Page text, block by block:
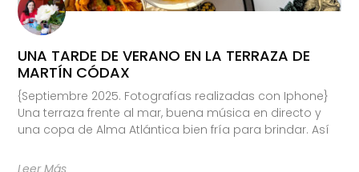
UNA TARDE DE VERANO EN LA TERRAZA DE
MARTÍN CÓDAX
{Septiembre 2025. Fotografías realizadas con Iphone}
Una terraza frente al mar, buena música en directo y
una copa de Alma Atlántica bien fría para brindar. Así